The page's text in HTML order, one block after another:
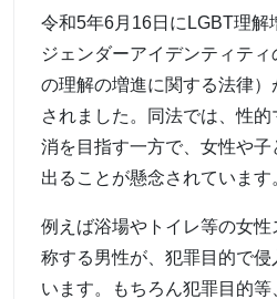
令和5年6月16日にLGBT理解
ジェンダーアイデンティテ
の理解の増進に関する法律
されました。同法では、性
消を目指す一方で、女性や
出ることが懸念されています
例えば浴場やトイレ等の女
称する男性が、犯罪目的で
います。もちろん犯罪目的